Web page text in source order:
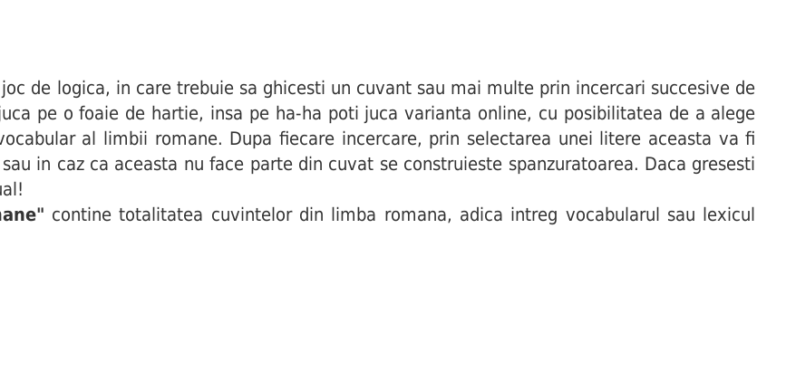
de logica, in care trebuie sa ghicesti un cuvant sau mai multe prin incercari succesive de
pe o foaie de hartie, insa pe ha-ha poti juca varianta online, cu posibilitatea de a alege
al limbii romane. Dupa fiecare incercare, prin selectarea unei litere aceasta va fi
in caz ca aceasta nu face parte din cuvat se construieste spanzuratoarea. Daca gresesti
contine totalitatea cuvintelor din limba romana, adica intreg vocabularul sau lexicul